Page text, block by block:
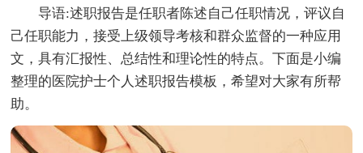
导语:述职报告是任职者陈述自己任职情况，评议自
己任职能力，接受上级领导考核和群众监督的一种应用
文，具有汇报性、总结性和理论性的特点。下面是小编
整理的医院护士个人述职报告模板，希望对大家有所帮
助。